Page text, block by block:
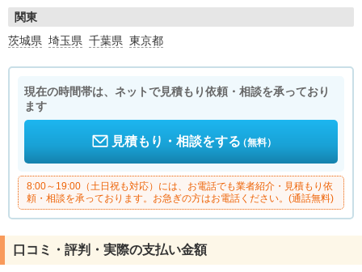
関東
茨城県 埼玉県 千葉県 東京都
現在の時間帯は、ネットで見積もり依頼・相談を承っており
ます
見積もり・相談をする（無料）
8:00～19:00（土日祝も対応）には、お電話でも業者紹介・見積もり依
頼・相談を承っております。お急ぎの方はお電話ください。(通話無料)
口コミ・評判・実際の支払い金額